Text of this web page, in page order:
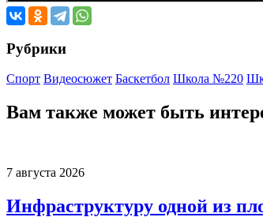
Рубрики
Спорт Видеосюжет Баскетбол Школа №220
Вам также может быть
7 августа 2026
Инфраструктуру одной из